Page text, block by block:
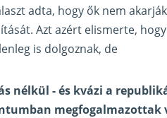
adta, hogy ők nem
Azt azért elismerte,
is dolgoznak, de
nélkül - és kvázi a
megfogalmazottak